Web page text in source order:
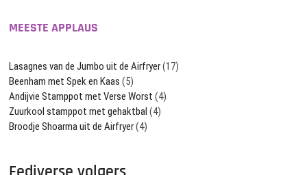
MEESTE APPLAUS
Lasagnes van de Jumbo uit de Airfryer(17)
Beenham met Spek en Kaas (5)
Andijvie Stamppot met Verse Worst (4)
Zuurkool stamppot met gehaktbal (4)
Broodje Shoarma uit de Airfryer(4)